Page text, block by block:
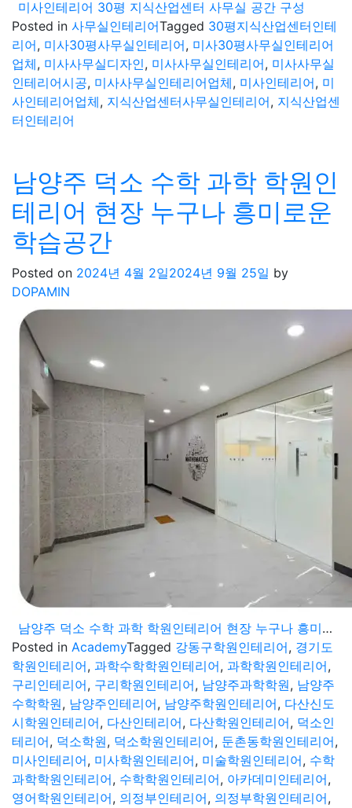
미사인테리어 30평 지식산업센터 사무실 공간 구성
Posted in 사무실인테리어Tagged 30평지식산업센터인테
리어, 미사30평사무실인테리어, 미사30평사무실인테리어
업체, 미사사무실디자인, 미사사무실인테리어, 미사사무실
인테리어시공, 미사사무실인테리어업체, 미사인테리어, 미
사인테리어업체, 지식산업센터사무실인테리어, 지식산업센
터인테리어
남양주 덕소 수학 과학 학원인
테리어 현장 누구나 흥미로운
학습공간
Posted on 2024년 4월 2일2024년 9월 25일 by
DOPAMIN
남양주 덕소 수학 과학 학원인테리어 현장 누구나 흥미로운 학습공간
Posted in AcademyTagged 강동구학원인테리어, 경기도
학원인테리어, 과학수학학원인테리어, 과학학원인테리어,
구리인테리어, 구리학원인테리어, 남양주과학학원, 남양주
수학학원, 남양주인테리어, 남양주학원인테리어, 다산신도
시학원인테리어, 다산인테리어, 다산학원인테리어, 덕소인
테리어, 덕소학원, 덕소학원인테리어, 둔촌동학원인테리어,
미사인테리어, 미사학원인테리어, 미술학원인테리어, 수학
과학학원인테리어, 수학학원인테리어, 아카데미인테리어,
영어학원인테리어, 의정부인테리어, 의정부학원인테리어,